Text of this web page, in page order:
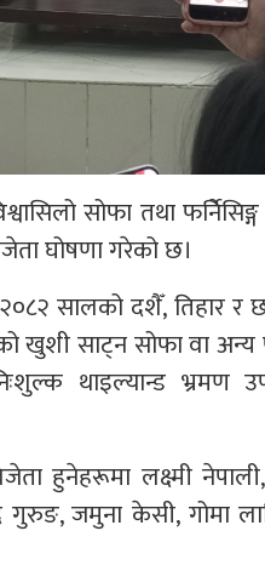
सोफा तथा
घोषणा गरेको छ।
सालको दशैँ, तिहार र
खुशी साट्न सोफा वा अन्य
थाइल्यान्ड भ्रमण
हुनेहरूमा लक्ष्मी
जमुना केसी, गोमा